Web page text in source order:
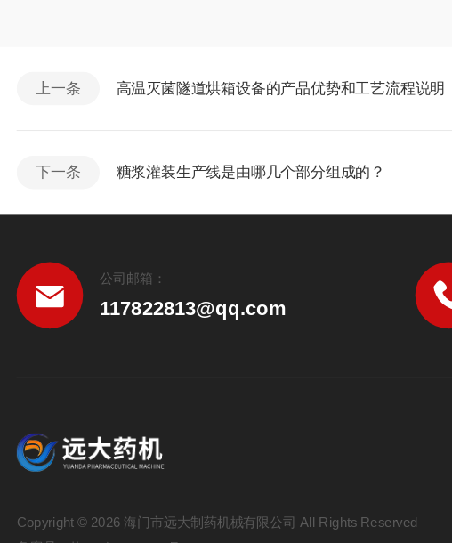
上一条 高温灭菌隧道烘箱设备的产品优势和工艺流程说明
下一条 糖浆灌装生产线是由哪几个部分组成的？
公司邮箱：
117822813@qq.com
Copyright © 2026 海门市远大制药机械有限公司 All Rights Reserved